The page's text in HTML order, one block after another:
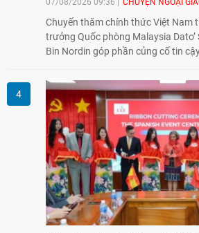
07/08/2026 09:36 CHUYỆN NGOẠI
Chuyến thăm chính thức Việt Nam
trưởng Quốc phòng Malaysia Dato’
Bin Nordin góp phần củng cố tin
Malaysia theo hướng ngày càng